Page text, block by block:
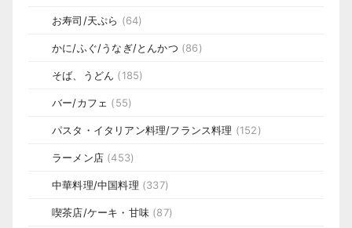
お寿司/天ぷら (64)
かに/ふぐ/うなぎ/とんかつ (86)
そば、うどん (185)
バー/カフェ (55)
パスタ・イタリアン料理/フランス料理 (152)
ラーメン店 (453)
中華料理/中国料理 (337)
喫茶店/ケーキ・甘味 (87)